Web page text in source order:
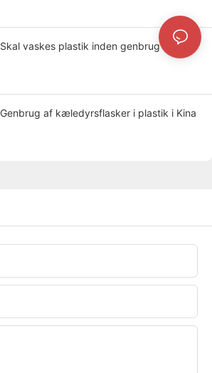
Skal vaskes plastik inden genbrug
Genbrug af kæledyrsflasker i plastik i Kina